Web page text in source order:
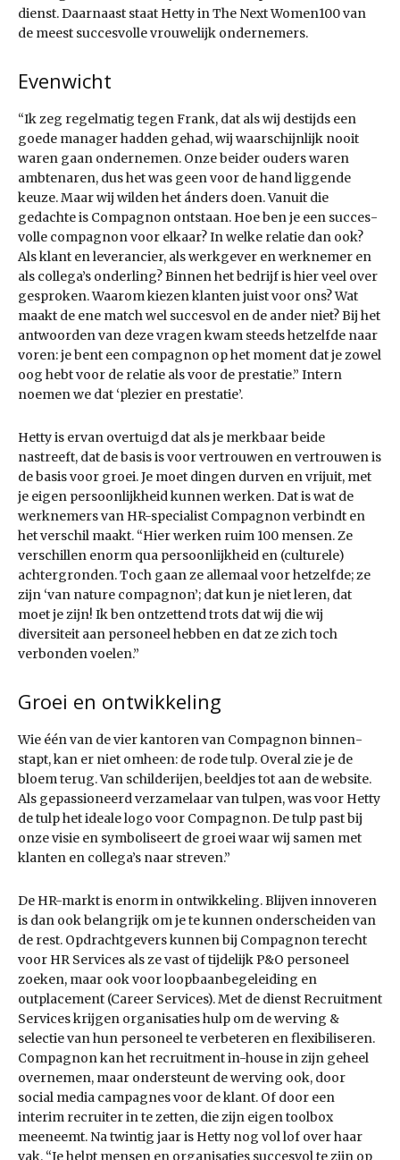
dienst. Daarnaast staat Hetty in The Next Women100 van
de meest succesvolle vrouwelijk ondernemers.
Evenwicht
“Ik zeg regelmatig tegen Frank, dat als wij destijds een
goede manager hadden gehad, wij waarschijnlijk nooit
waren gaan ondernemen. Onze beider ouders waren
ambtenaren, dus het was geen voor de hand liggende
keuze. Maar wij wilden het ánders doen. Vanuit die
gedachte is Compagnon ontstaan. Hoe ben je een succes­
volle compagnon voor elkaar? In welke relatie dan ook?
Als klant en leverancier, als werkgever en werknemer en
als collega’s onderling? Binnen het bedrijf is hier veel over
gesproken. Waarom kiezen klanten juist voor ons? Wat
maakt de ene match wel succesvol en de ander niet? Bij het
antwoorden van deze vragen kwam steeds hetzelfde naar
voren: je bent een compagnon op het moment dat je zowel
oog hebt voor de relatie als voor de prestatie.” Intern
noemen we dat ‘plezier en prestatie’.
Hetty is ervan overtuigd dat als je merkbaar beide
nastreeft, dat de basis is voor vertrouwen en vertrouwen is
de basis voor groei. Je moet dingen durven en vrijuit, met
je eigen persoonlijkheid kunnen werken. Dat is wat de
werk­nemers van HR-specialist Compagnon verbindt en
het verschil maakt. “Hier werken ruim 100 mensen. Ze
verschillen enorm qua persoonlijkheid en (culturele)
achtergronden. Toch gaan ze allemaal voor hetzelfde; ze
zijn ‘van nature compagnon’; dat kun je niet leren, dat
moet je zijn! Ik ben ontzettend trots dat wij die wij
diversiteit aan personeel hebben en dat ze zich toch
verbonden voelen.”
Groei en ontwikkeling
Wie één van de vier kantoren van Compagnon binnen­
stapt, kan er niet omheen: de rode tulp. Overal zie je de
bloem terug. Van schilderijen, beeldjes tot aan de website.
Als gepassioneerd verzamelaar van tulpen, was voor Hetty
de tulp het ideale logo voor Compagnon. De tulp past bij
onze visie en symboliseert de groei waar wij samen met
klanten en collega’s naar streven.”
De HR-markt is enorm in ontwikkeling. Blijven innoveren
is dan ook belangrijk om je te kunnen onderscheiden van
de rest. Opdrachtgevers kunnen bij Compagnon terecht
voor HR Services als ze vast of tijdelijk P&O personeel
zoeken, maar ook voor loopbaanbegeleiding en
outplacement (Career Services). Met de dienst Recruitment
Services krijgen organisaties hulp om de werving &
selectie van hun personeel te verbeteren en flexibiliseren.
Compagnon kan het recruitment in-house in zijn geheel
overnemen, maar ondersteunt de werving ook, door
social media campagnes voor de klant. Of door een
interim recruiter in te zetten, die zijn eigen toolbox
meeneemt. Na twintig jaar is Hetty nog vol lof over haar
vak. “Je helpt mensen en organisaties succesvol te zijn op